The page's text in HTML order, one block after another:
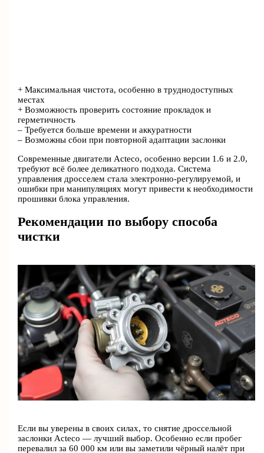
+ Максимальная чистота, особенно в труднодоступных
местах
+ Возможность проверить состояние прокладок и
герметичность
– Требуется больше времени и аккуратности
– Возможны сбои при повторной адаптации заслонки
Современные двигатели Acteco, особенно версии 1.6 и 2.0,
требуют всё более деликатного подхода. Система
управления дросселем стала электронно-регулируемой, и
ошибки при манипуляциях могут привести к необходимости
прошивки блока управления.
Рекомендации по выбору способа
чистки
Если вы уверены в своих силах, то снятие дроссельной
заслонки Acteco — лучший выбор. Особенно если пробег
перевалил за 60 000 км или вы заметили чёрный налёт при